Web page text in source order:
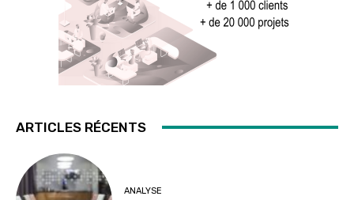
ARTICLES RÉCENTS
ANALYSE